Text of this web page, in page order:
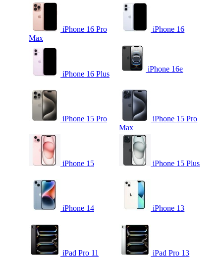
iPhone 16 Pro
Max
iPhone 16
iPhone 16 Plus
iPhone 16e
iPhone 15 Pro
iPhone 15 Pro
Max
iPhone 15 iPhone 15 Plus
iPhone 14 iPhone 13
iPad Pro 11 iPad Pro 13